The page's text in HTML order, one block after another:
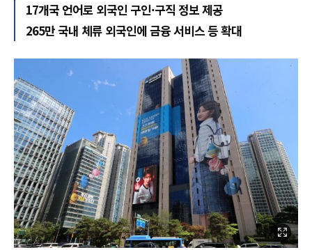
17개국 언어로 외국인 구인·구직 정보 제공
265만 국내 체류 외국인에 금융 서비스 등 확대